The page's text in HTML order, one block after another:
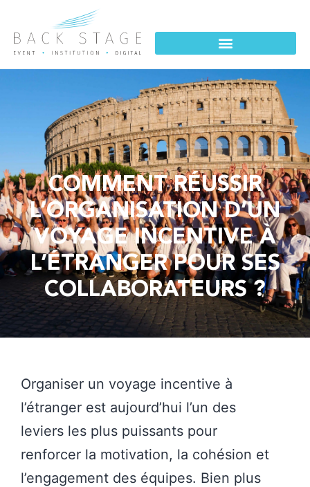
COMMENT RÉUSSIR
L’ORGANISATION D’UN
VOYAGE INCENTIVE À
L’ÉTRANGER POUR SES
COLLABORATEURS ?
Organiser un voyage incentive à
l’étranger est aujourd’hui l’un des
leviers les plus puissants pour
renforcer la motivation, la cohésion et
l’engagement des équipes. Bien plus